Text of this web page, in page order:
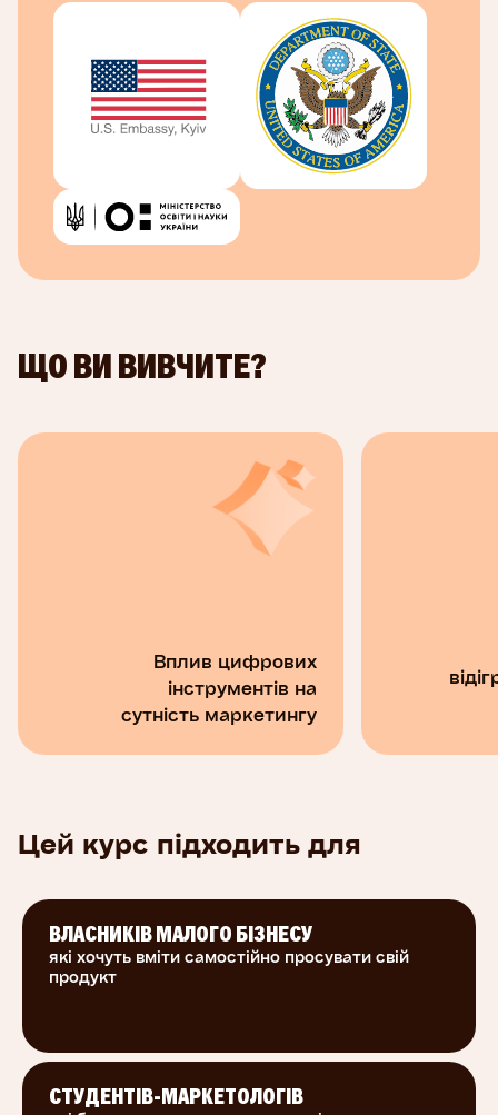
місце та ціну. У курсі ви знайдете цікаві
практичні завдання, відеоматеріали та розбір
кейсів, які сформують стратегічний погляд на
цифровий маркетинг і розширять знання про
нові можливості для бізнесу та споживачів у
цифрову епоху.
Усі матеріали курсу та можливість отримати
сертифікат доступні в будь-який час після
запису на курс.
ЩО ВИ ВИВЧИТЕ?
Вплив цифрових
інструментів на
сутність маркетингу
Цей курс підходить для
ВЛАСНИКІВ МАЛОГО БІЗНЕСУ
які хочуть вміти самостійно просувати свій
продукт
СТУДЕНТІВ-МАРКЕТОЛОГІВ